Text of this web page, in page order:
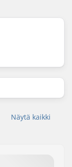
Näytä kaikki